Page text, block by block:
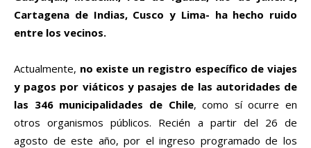
Cartagena de Indias, Cusco y Lima- ha hecho ruido
entre los vecinos.
Actualmente, no existe un registro específico de viajes
y pagos por viáticos y pasajes de las autoridades de
las 346 municipalidades de Chile, como sí ocurre en
otros organismos públicos. Recién a partir del 26 de
agosto de este año, por el ingreso programado de los